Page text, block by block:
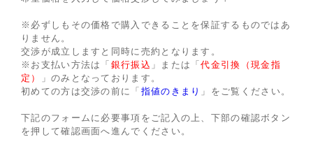
新着リスト 価格ダウン
価格の交渉 時計の修理
カレンダープライス
アーカイブ ブログ・特集記事
※必ずしもその価格で購入できることを保証するものではあ
りません。
交渉が成立しますと同時に売約となります。
※お支払い方法は「 銀行振込 」または「代金引換（現金指
定）
」のみとなっております。
初めての方は交渉の前に「 指値のきまり 」をご覧ください。
下記のフォームに必要事項をご記入の上、下部の確認ボタン
を押して確認画面へ進んでください。